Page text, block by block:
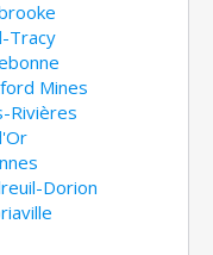
Tracy
Mines
Rivières
Dorion